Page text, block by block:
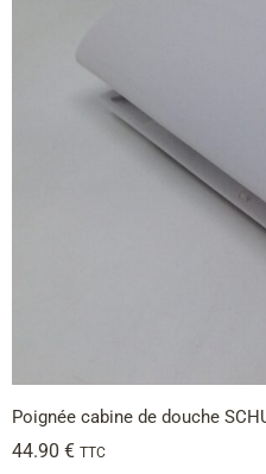
Poignée cabine de douche
44.90 € TTC